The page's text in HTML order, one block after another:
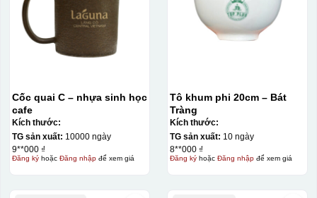
Cốc quai C – nhựa sinh học
cafe
Kích thước:
TG sản xuất: 10000 ngày
9**000 ₫
Đăng kýhoặc Đăng nhậpđể xem giá
Tô khum phi 20cm – Bát
Tràng
Kích thước:
TG sản xuất: 10 ngày
8**000 ₫
Đăng kýhoặc Đăng nhậpđể xem giá